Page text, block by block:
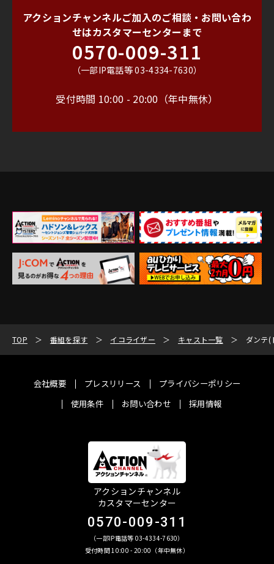
アクションチャンネルご加入のご相談・お問い合わ
せはカスタマーセンターまで
0570-009-311
（一部IP電話等 03-4334-7630）
受付時間 10:00 - 20:00（年中無休）
TOP 番組を探す イコライザー キャスト一覧 ダンテ(
会社概要 プレスリリース
プライバシーポリシー
使用条件
お問い合わせ 採用情報
アクションチャンネル
カスタマーセンター
0570-009-311
（一部IP電話等 03-4334-7630）
受付時間 10:00 - 20:00（年中無休）